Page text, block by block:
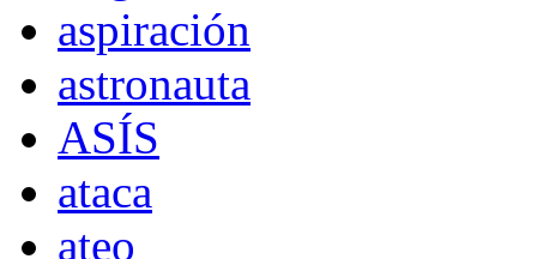
aspiración
astronauta
ASÍS
ataca
ateo